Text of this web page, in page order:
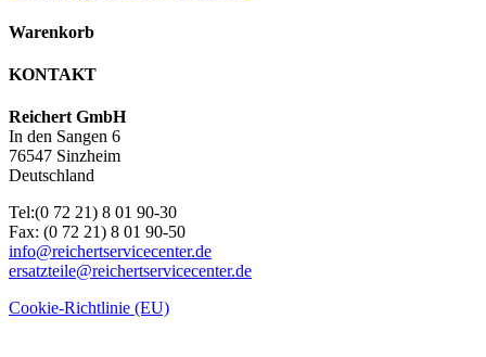
Warenkorb
KONTAKT
Reichert GmbH
In den Sangen 6
76547 Sinzheim
Deutschland
Tel:(0 72 21) 8 01 90-30
Fax: (0 72 21) 8 01 90-50
info@reichertservicecenter.de
ersatzteile@reichertservicecenter.de
Cookie-Richtlinie (EU)